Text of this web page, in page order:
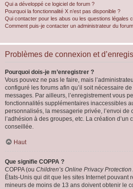
Qui a développé ce logiciel de forum ?
Pourquoi la fonctionnalité X n’est pas disponible ?
Qui contacter pour les abus ou les questions légales
Comment puis-je contacter un administrateur du
Problèmes de connexion et
Pourquoi dois-je m’enregistrer ?
Vous pouvez ne pas le faire, mais
configuré les forums afin qu’il soit nécessaire
messages. Par ailleurs, l’enregistrement vous
fonctionnalités supplémentaires inaccessibles
personnalisés, la messagerie privée, l’envoi de
l’adhésion à des groupes, etc. La création d’un
conseillée.
Haut
Que signifie COPPA ?
COPPA (ou Children’s Online Privacy Protection
États-Unis qui dit que les sites Internet pouvant
mineurs de moins de 13 ans doivent obtenir le